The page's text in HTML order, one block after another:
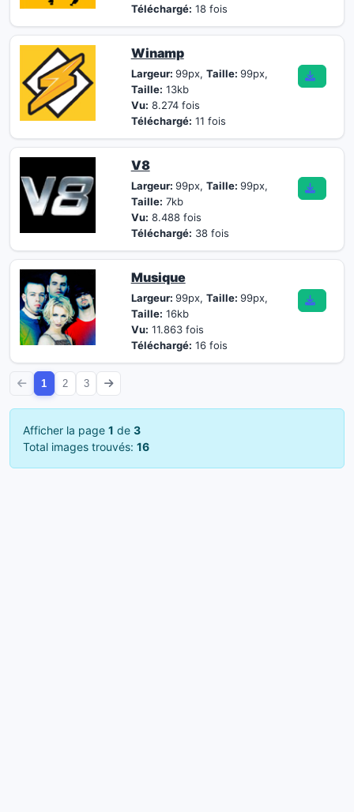
Téléchargé: 18 fois
Winamp
Largeur: 99px, Taille: 99px,
Taille: 13kb
Vu: 8.274 fois
Téléchargé: 11 fois
V8
Largeur: 99px, Taille: 99px,
Taille: 7kb
Vu: 8.488 fois
Téléchargé: 38 fois
Musique
Largeur: 99px, Taille: 99px,
Taille: 16kb
Vu: 11.863 fois
Téléchargé: 16 fois
1 2 3
Afficher la page 1 de 3
Total images trouvés: 16